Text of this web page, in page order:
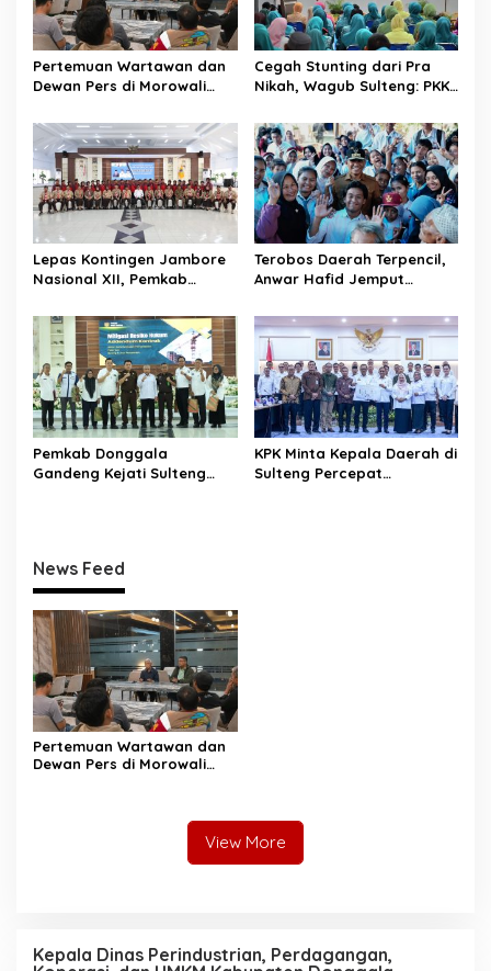
o
s
Pertemuan Wartawan dan
Dewan Pers di Morowali
dan Peningkatan
Kompetensi Jurnalis
Cegah Stunting dari Pra
Nikah, Wagub Sulteng: PKK
Selamatkan Generasi Emas
Lepas Kontingen Jambore
Nasional XII, Pemkab
Pramuka Jadi Duta
Karakter dan Kebanggaan
Daerah
Terobos Daerah Terpencil,
Anwar Hafid Jemput
“Tak Boleh Ada Wilayah
yang Tertinggal”
Pemkab Donggala
Gandeng Kejati Sulteng
KPK Minta Kepala Daerah di
Sulteng Percepat
News Feed
Pertemuan Wartawan dan
Dewan Pers di Morowali
View More
Kepala Dinas Perindustrian, Perdagangan,